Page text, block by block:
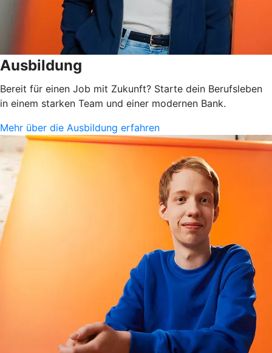
Ausbildung
Bereit für einen Job mit Zukunft? Starte dein Berufsleben
in einem starken Team und einer modernen Bank.
Mehr über die Ausbildung erfahren